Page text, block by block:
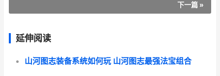
下一篇 »
延伸阅读
山河图志装备系统如何玩 山河图志最强法宝组合